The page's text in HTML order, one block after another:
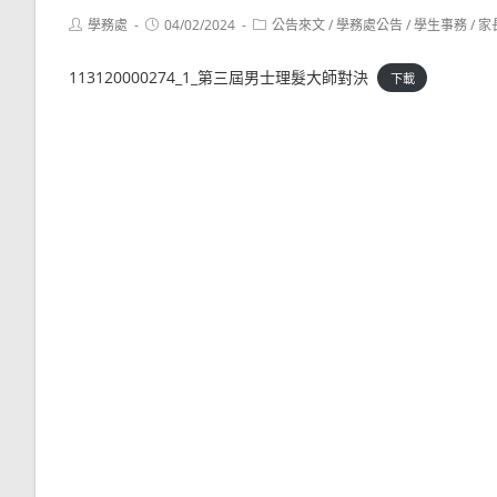
Post學務處
Post04/02/2024
Post公告來文/學務處公告/學生事務/ 家
113120000274_1_第三屆男士理髮大師對決 下載